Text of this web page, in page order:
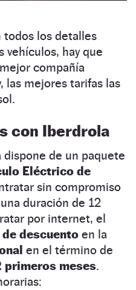
todos los detalles
vehículos, hay que
compañía
las mejores tarifas las
con Iberdrola
de un paquete
Eléctrico de
sin compromiso
duración de 12
por internet, el
descuento en la
en el término de
primeros meses.